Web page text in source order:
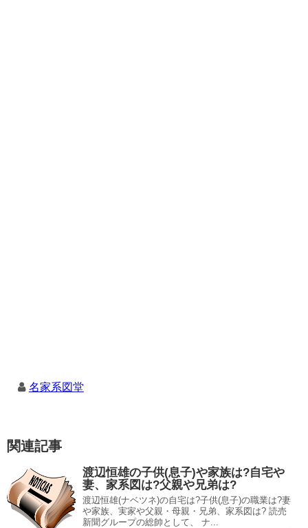
名家系図堂
関連記事
渡辺恒雄の子供(息子)や家族は?自宅や
妻、家系図は?父親や兄弟は?
渡辺恒雄(ナベツネ)の自宅は?子供(息子)の職業は?妻
や家族、実家や父親・母親・兄弟、家系図は? 読売
新聞グループの総帥として、 ナ...